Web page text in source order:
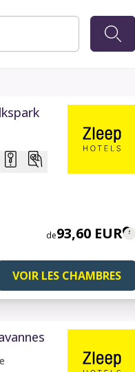
de93,60 EUR
VOIR LES CHAMBRES